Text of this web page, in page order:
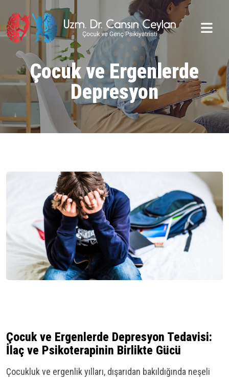
Çocuk ve Ergenlerde
Depresyon
Çocuk ve Ergenlerde Depresyon Tedavisi:
İlaç ve Psikoterapinin Birlikte Gücü
Çocukluk ve ergenlik yılları, dışarıdan bakıldığında neşeli